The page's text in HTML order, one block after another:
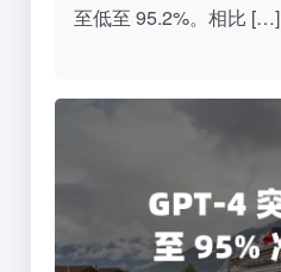
至低至 95.2%。相比 […]